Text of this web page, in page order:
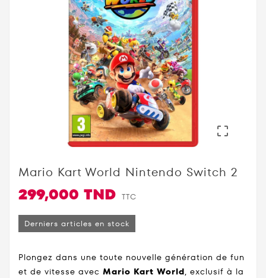

Mario Kart World Nintendo Switch 2
299,000 TND TTC
Derniers articles en stock
Plongez dans une toute nouvelle génération de fun
et de vitesse avec Mario Kart World, exclusif à la